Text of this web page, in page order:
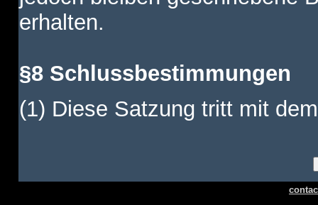
erhalten.
§8 Schlussbestimmungen
(1) Diese Satzung tritt mit